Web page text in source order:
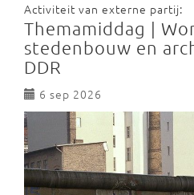
Activiteit van externe partij:
Themamiddag |
stedenbouw en
DDR
6 sep 2026